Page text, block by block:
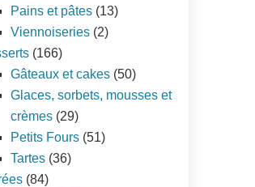
Pains et pâtes (13)
Viennoiseries (2)
(166)
Gâteaux et cakes (50)
Glaces, sorbets, mousses et
crèmes (29)
Petits Fours (51)
Tartes (36)
(84)